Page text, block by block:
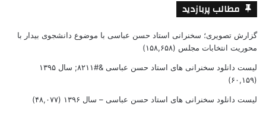
مطالب پربازدید
گزارش تصویری؛ سخنرانی استاد حسن عباسی با موضوع دانشجوی بیدار با
محوریت انتخابات مجلس (۱۵۸,۶۵۸)
لیست دانلود سخنرانی های استاد حسن عباسی &#۸۲۱۱; سال ۱۳۹۵
(۶۰,۱۵۹)
لیست دانلود سخنرانی های استاد حسن عباسی – سال ۱۳۹۶ (۴۸,۰۷۷)